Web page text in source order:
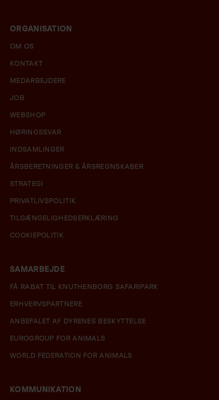
ORGANISATION
OM OS
KONTAKT
MEDARBEJDERE
JOB
WEBSHOP
HØRINGSSVAR
INDSAMLINGER
ÅRSBERETNINGER & ÅRSREGNSKABER
STRATEGI
PRIVATLIVSPOLITIK
TILGÆNGELIGHEDSERKLÆRING
COOKIEPOLITIK
SAMARBEJDE
FÅ RABAT TIL KNUTHENBORG SAFARIPARK
ERHVERVSPARTNERE
ANBEFALET AF DYRENES BESKYTTELSE
EUROGROUP FOR ANIMALS
WORLD FEDERATION FOR ANIMALS
KOMMUNIKATION